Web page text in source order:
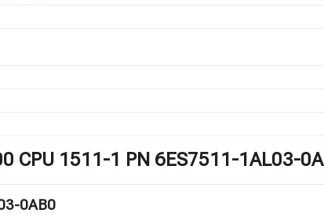
CPU 1511-1 PN 6ES7511-1AL03-
0AB0